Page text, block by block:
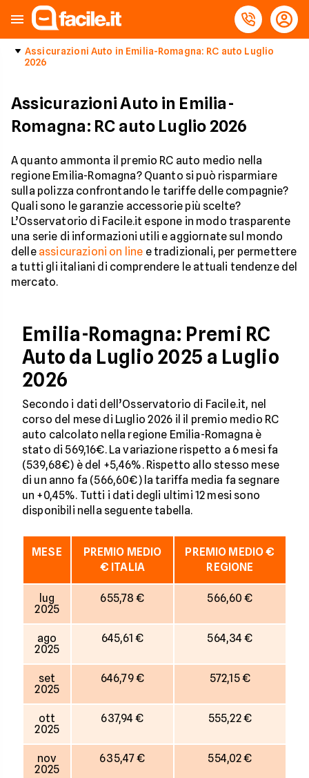
Assicurazioni Auto in Emilia-Romagna: RC auto Luglio
2026
Assicurazioni Auto in Emilia-
Romagna: RC auto Luglio 2026
A quanto ammonta il premio RC auto medio nella
regione Emilia-Romagna? Quanto si può risparmiare
sulla polizza confrontando le tariffe delle compagnie?
Quali sono le garanzie accessorie più scelte?
L’Osservatorio di Facile.it espone in modo trasparente
una serie di informazioni utili e aggiornate sul mondo
delle assicurazioni on line e tradizionali, per permettere
a tutti gli italiani di comprendere le attuali tendenze del
mercato.
Emilia-Romagna: Premi RC
Auto da Luglio 2025 a Luglio
2026
Secondo i dati dell’Osservatorio di Facile.it, nel
corso del mese di Luglio 2026 il il premio medio RC
auto calcolato nella regione Emilia-Romagna è
stato di 569,16€. La variazione rispetto a 6 mesi fa
(539,68€) è del +5,46%. Rispetto allo stesso mese
di un anno fa (566,60€) la tariffa media fa segnare
un +0,45%. Tutti i dati degli ultimi 12 mesi sono
disponibili nella seguente tabella.
MESE
PREMIO MEDIO
€ ITALIA
PREMIO MEDIO €
REGIONE
lug
2025
655,78 € 566,60 €
ago
2025
645,61 € 564,34 €
set
2025
646,79 € 572,15 €
ott
2025
637,94 € 555,22 €
nov
2025
635,47 € 554,02 €